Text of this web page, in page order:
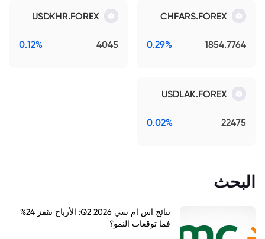
CHFARS.FOREX
1854.7764
0.29%
USDKHR.FOREX
4045
0.12%
USDLAK.FOREX
22475
0.02%
البحث
نتائج اس ام سي Q2 2026: الأرباح تقفز 24%
فما توقعات النمو؟